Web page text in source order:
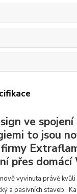
ve spojení
to jsou
přes domácí
vyvinuta právě
a pasivních staveb.